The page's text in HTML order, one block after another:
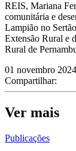
REIS, Mariana
comunitária e
Lampião no
Extensão Rural e
Rural de
01 novembro 2024
Compartilhar:
Ver mais
Publicações